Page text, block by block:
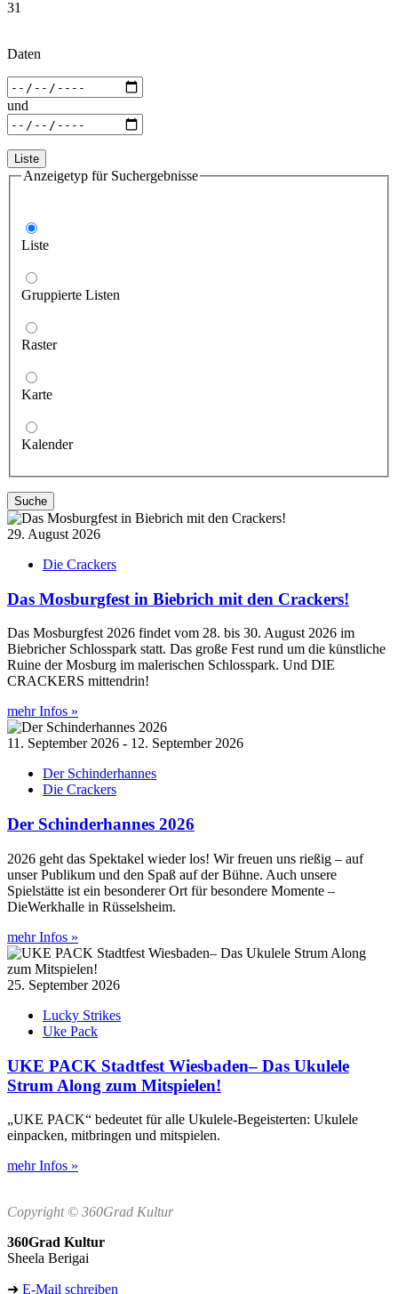
31
Daten
und
Liste
Anzeigetyp für Suchergebnisse
Liste
Gruppierte Listen
Raster
Karte
Kalender
Suche
29. August 2026
Die Crackers
Das Mosburgfest in Biebrich mit den Crackers!
Das Mosburgfest 2026 findet vom 28. bis 30. August 2026 im
Biebricher Schlosspark statt. Das große Fest rund um die künstliche
Ruine der Mosburg im malerischen Schlosspark. Und DIE
CRACKERS mittendrin!
mehr Infos »
11. September 2026 - 12. September 2026
Der Schinderhannes
Die Crackers
Der Schinderhannes 2026
2026 geht das Spektakel wieder los! Wir freuen uns rießig – auf
unser Publikum und den Spaß auf der Bühne. Auch unsere
Spielstätte ist ein besonderer Ort für besondere Momente –
DieWerkhalle in Rüsselsheim.
mehr Infos »
25. September 2026
Lucky Strikes
Uke Pack
UKE PACK Stadtfest Wiesbaden– Das Ukulele
Strum Along zum Mitspielen!
„UKE PACK“ bedeutet für alle Ukulele-Begeisterten: Ukulele
einpacken, mitbringen und mitspielen.
mehr Infos »
Copyright © 360Grad Kultur
360Grad Kultur
Sheela Berigai
➜ E-Mail schreiben